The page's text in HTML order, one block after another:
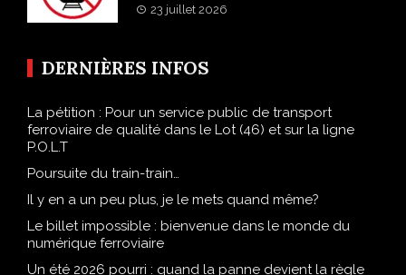
23 juillet 2026
DERNIÈRES INFOS
La pétition : Pour un service public de transport
ferroviaire de qualité dans le Lot (46) et sur la ligne
P.O.L.T
Poursuite du train-train…
Il y en a un peu plus, je le mets quand même?
Le billet impossible : bienvenue dans le monde du
numérique ferroviaire
Un été 2026 pourri : quand la panne devient la règle